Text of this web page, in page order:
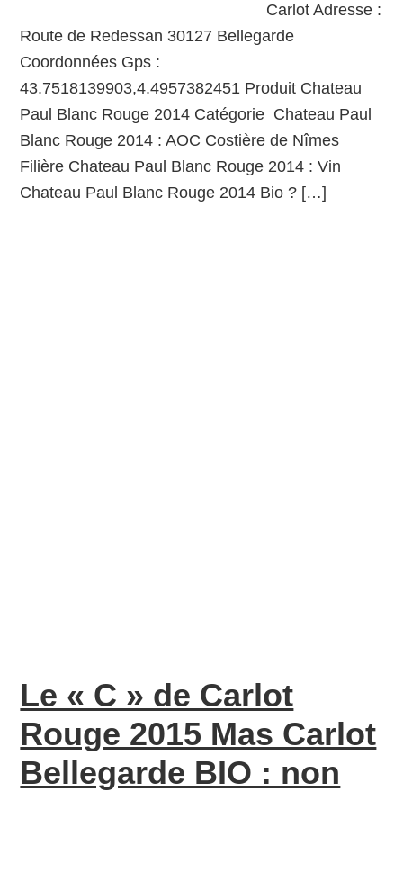
Carlot Adresse :
Route de Redessan 30127 Bellegarde
Coordonnées Gps :
43.7518139903,4.4957382451 Produit Chateau
Paul Blanc Rouge 2014 Catégorie Chateau Paul
Blanc Rouge 2014 : AOC Costière de Nîmes
Filière Chateau Paul Blanc Rouge 2014 : Vin
Chateau Paul Blanc Rouge 2014 Bio ? […]
Le « C » de Carlot
Rouge 2015 Mas Carlot
Bellegarde BIO : non